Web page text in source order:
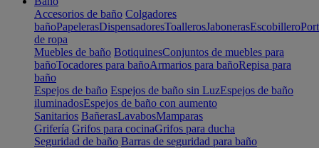
Accesorios de baño Colgadores
bañoPapelerasDispensadoresToallerosJabonerasEscobillero
de ropa
Muebles de baño BotiquinesConjuntos de muebles para
bañoTocadores para bañoArmarios para bañoRepisa para
baño
Espejos de baño Espejos de baño sin LuzEspejos de baño
iluminadosEspejos de baño con aumento
Sanitarios BañerasLavabosMamparas
Grifería Grifos para cocinaGrifos para ducha
Seguridad de baño Barras de seguridad para baño